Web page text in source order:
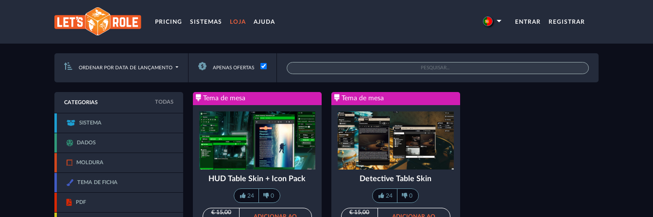
PRICING SISTEMAS LOJA AJUDA ENTRAR REGISTRAR
ORDENAR POR DATA DE LANÇAMENTO APENAS OFERTAS
CATEGORIAS TODAS
SISTEMA
DADOS
MOLDURA
TEMA DE FICHA
PDF
Tema de mesa
HUD Table Skin + Icon Pack
24 0
€ 15,00
Tema de mesa
Detective Table Skin
24 0
€ 15,00